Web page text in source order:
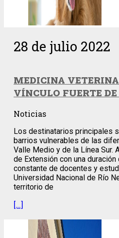
28 de julio 2022
MEDICINA
VÍNCULO FUERTE
Noticias
Los destinatarios principales
barrios vulnerables de las
Valle Medio y de la Línea Sur.
de Extensión con una
constante de docentes y
Universidad Nacional de Río
territorio de
[…]